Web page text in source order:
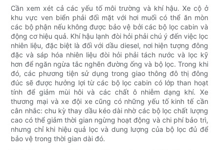
Cần xem xét cả các yếu tố môi trường và khí hậu. Xe cộ ở
khu vực ven biển phải đối mặt với hơi muối có thể ăn mòn
các bộ phận nếu không được bảo vệ bởi các bộ lọc cabin và
động cơ hiệu quả. Khí hậu lạnh đòi hỏi phải chú ý đến việc lọc
nhiên liệu, đặc biệt là đối với dầu diesel, nơi hiện tượng đông
đặc và sáp hóa nhiên liệu đòi hỏi phải tách nước và lọc kỹ
hơn để ngăn ngừa tắc nghẽn đường ống và bộ lọc. Trong khi
đó, các phương tiện sử dụng trong giao thông đô thị đông
đúc sẽ được hưởng lợi từ các bộ lọc cabin có lớp than hoạt
tính để giảm mùi hôi và các chất ô nhiễm dạng khí. Xe
thương mại và xe đội xe cũng có những yếu tố kinh tế cần
cân nhắc: chu kỳ thay dầu kéo dài nhờ các bộ lọc chất lượng
cao có thể giảm thời gian ngừng hoạt động và chi phí bảo trì,
nhưng chỉ khi hiệu quả lọc và dung lượng của bộ lọc đủ để
bảo vệ trong thời gian dài đó.